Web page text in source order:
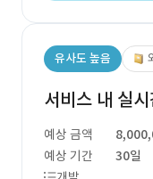
유사도 높음
서비스 내 실
예상 금액
예상 기간
30일